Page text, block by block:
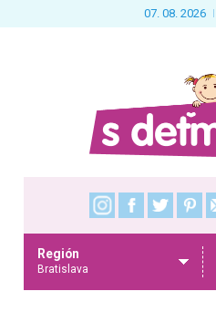
07. 08. 2026
Región
Bratislava